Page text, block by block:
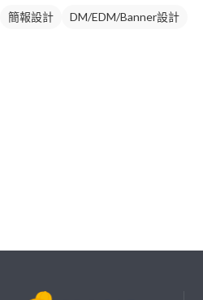
簡報設計 DM/EDM/Banner設計